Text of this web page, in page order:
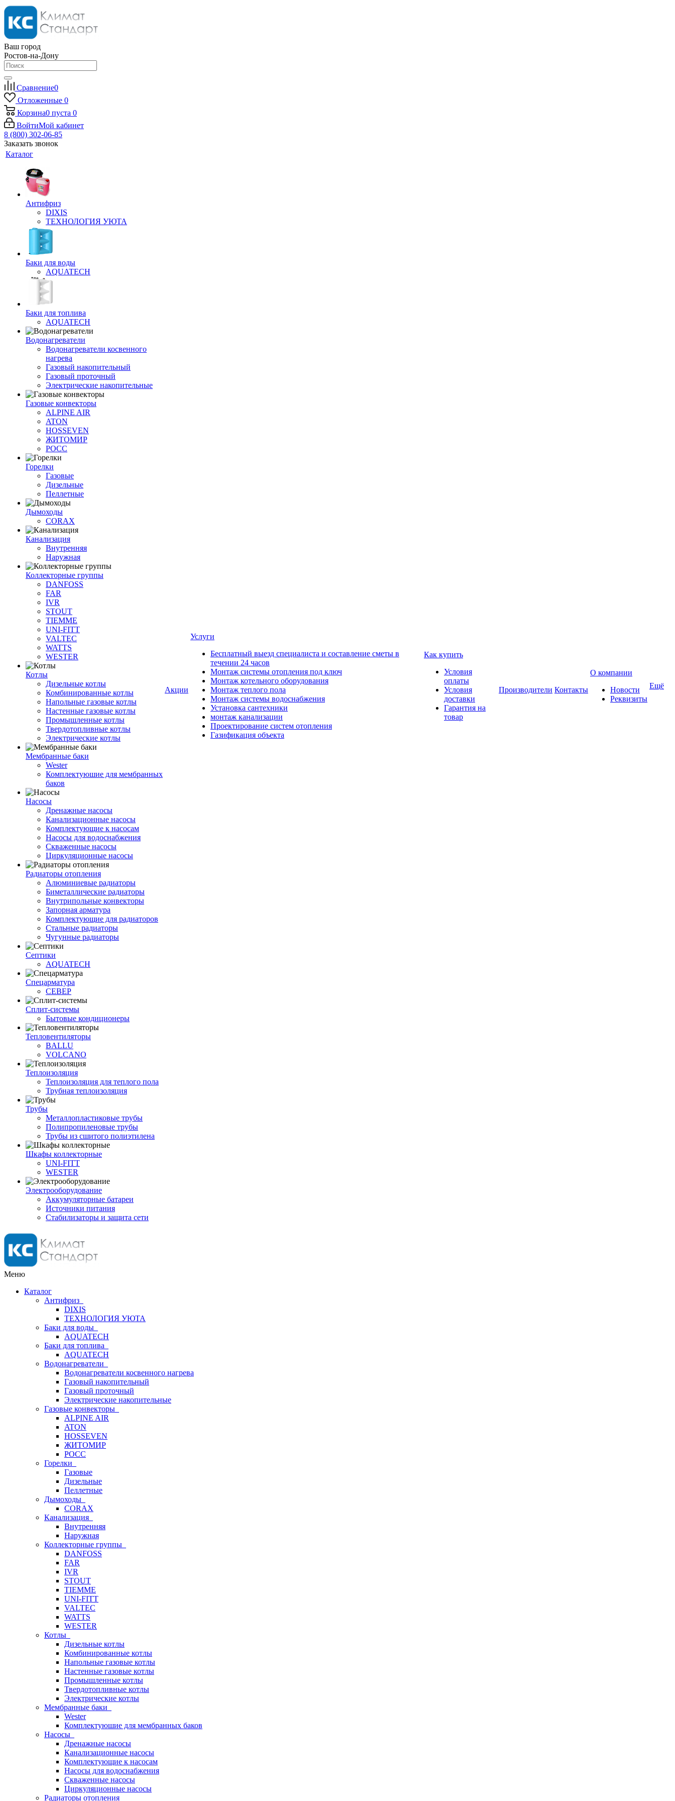
Ваш город
Ростов-на-Дону
Сравнение0
Отложенные 0
Корзина0 пуста 0
ВойтиМой кабинет
8 (800) 302-06-85
Заказать звонок
Каталог
Антифриз
DIXIS
ТЕХНОЛОГИЯ УЮТА
Баки для воды
AQUATECH
Баки для топлива
AQUATECH
Водонагреватели
Водонагреватели косвенного
нагрева
Газовый накопительный
Газовый проточный
Электрические накопительные
Газовые конвекторы
ALPINE AIR
ATON
HOSSEVEN
ЖИТОМИР
РОСС
Горелки
Газовые
Дизельные
Пеллетные
Дымоходы
CORAX
Канализация
Внутренняя
Наружная
Коллекторные группы
DANFOSS
FAR
IVR
STOUT
TIEMME
UNI-FITT
VALTEC
WATTS
WESTER
Котлы
Дизельные котлы
Комбинированные котлы
Напольные газовые котлы
Настенные газовые котлы
Промышленные котлы
Твердотопливные котлы
Электрические котлы
Мембранные баки
Wester
Комплектуюшие для мембранных
баков
Насосы
Дренажные насосы
Канализационные насосы
Комплектующие к насосам
Насосы для водоснабжения
Скваженные насосы
Циркуляционные насосы
Радиаторы отопления
Алюминиевые радиаторы
Биметаллические радиаторы
Внутрипольные конвекторы
Запорная арматура
Комплектующие для радиаторов
Стальные радиаторы
Чугунные радиаторы
Септики
AQUATECH
Спецарматура
СЕВЕР
Сплит-системы
Бытовые кондиционеры
Тепловентиляторы
BALLU
VOLCANO
Теплоизоляция
Теплоизоляция для теплого пола
Трубная теплоизоляция
Трубы
Металлопластиковые трубы
Полипропиленовые трубы
Трубы из сшитого полиэтилена
Шкафы коллекторные
UNI-FITT
WESTER
Электрооборудование
Аккумуляторные батареи
Источники питания
Стабилизаторы и защита сети
Акции
Услуги
Бесплатный выезд специалиста и составление сметы в
течении 24 часов
Монтаж системы отопления под ключ
Монтаж котельного оборудования
Монтаж теплого пола
Монтаж системы водоснабжения
Установка сантехники
монтаж канализации
Проектирование систем отопления
Газификация объекта
Как купить
Условия
оплаты
Условия
доставки
Гарантия на
товар
Производители Контакты
О компании
Новости
Реквизиты
Ещё
Меню
Каталог
Антифриз
DIXIS
ТЕХНОЛОГИЯ УЮТА
Баки для воды
AQUATECH
Баки для топлива
AQUATECH
Водонагреватели
Водонагреватели косвенного нагрева
Газовый накопительный
Газовый проточный
Электрические накопительные
Газовые конвекторы
ALPINE AIR
ATON
HOSSEVEN
ЖИТОМИР
РОСС
Горелки
Газовые
Дизельные
Пеллетные
Дымоходы
CORAX
Канализация
Внутренняя
Наружная
Коллекторные группы
DANFOSS
FAR
IVR
STOUT
TIEMME
UNI-FITT
VALTEC
WATTS
WESTER
Котлы
Дизельные котлы
Комбинированные котлы
Напольные газовые котлы
Настенные газовые котлы
Промышленные котлы
Твердотопливные котлы
Электрические котлы
Мембранные баки
Wester
Комплектуюшие для мембранных баков
Насосы
Дренажные насосы
Канализационные насосы
Комплектующие к насосам
Насосы для водоснабжения
Скваженные насосы
Циркуляционные насосы
Радиаторы отопления